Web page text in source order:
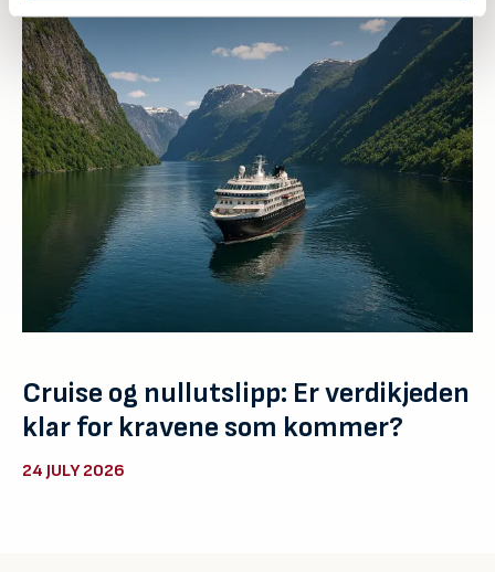
Cruise og nullutslipp: Er verdikjeden
klar for kravene som kommer?
24 JULY 2026